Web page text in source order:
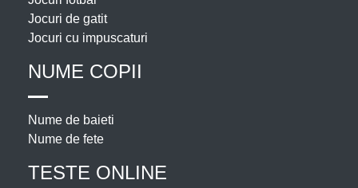
Jocuri de gatit
Jocuri cu impuscaturi
NUME COPII
Nume de baieti
Nume de fete
TESTE ONLINE